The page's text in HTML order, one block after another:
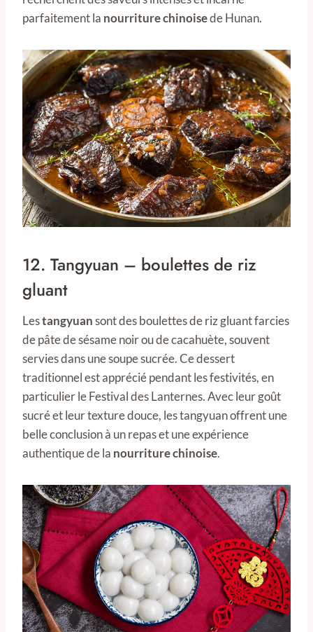
parfaitement la nourriture chinoisede Hunan.
12. Tangyuan – boulettes de riz
gluant
Lestangyuansont des boulettes de riz gluant farcies
de pâte de sésame noir ou de cacahuète, souvent
servies dans une soupe sucrée. Ce dessert
traditionnel est apprécié pendant les festivités, en
particulier le Festival des Lanternes. Avec leur goût
sucré et leur texture douce, les tangyuan offrent une
belle conclusion à un repas et une expérience
authentique de la nourriture chinoise.